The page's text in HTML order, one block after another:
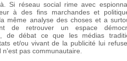
Si réseau social rime avec
à des fins marchandes et
même analyse des choses et a
de retrouver un espace
de débat ce que les médias
et/ou vivant de la publicité lui
n'est pas communautaire.